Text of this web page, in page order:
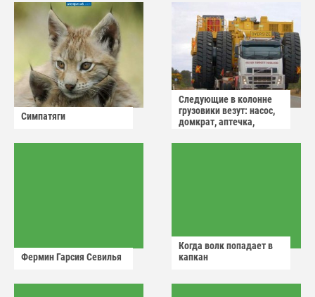
Симпатяги
Следующие в колонне
грузовики везут: насос,
домкрат, аптечка,
Фермин Гарсия Севилья
Когда волк попадает в
капкан